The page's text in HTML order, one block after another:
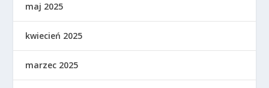
maj 2025
kwiecień 2025
marzec 2025